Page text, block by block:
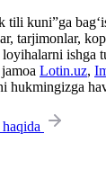
tili kuni”ga
tarjimonlar,
ishga
Lotin.uz,
hukmingizga